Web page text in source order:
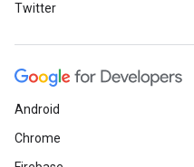
Twitter
Android
Chrome